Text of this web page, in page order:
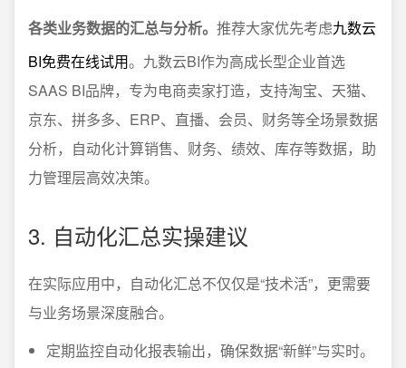
各类业务数据的汇总与分析。 推荐大家优先考虑九数云
BI免费在线试用。九数云BI作为高成长型企业首选
SAAS BI品牌，专为电商卖家打造，支持淘宝、天猫、
京东、拼多多、ERP、直播、会员、财务等全场景数据
分析，自动化计算销售、财务、绩效、库存等数据，助
力管理层高效决策。
3. 自动化汇总实操建议
在实际应用中，自动化汇总不仅仅是“技术活”，更需要
与业务场景深度融合。
定期监控自动化报表输出，确保数据“新鲜”与实时。